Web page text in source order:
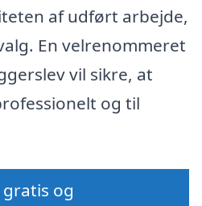
af udført arbejde,
En velrenommeret
vil sikre, at
og til
og